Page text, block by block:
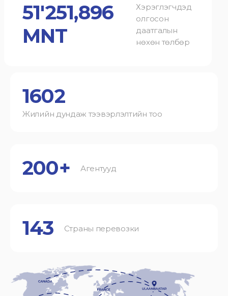
51'251,896
MNT
Хэрэглэгчдэд
олгосон
даатгалын
нөхөн төлбөр
1602
Жилийн дундаж тээвэрлэлтийн тоо
200+ Агентууд
143 Страны перевозки